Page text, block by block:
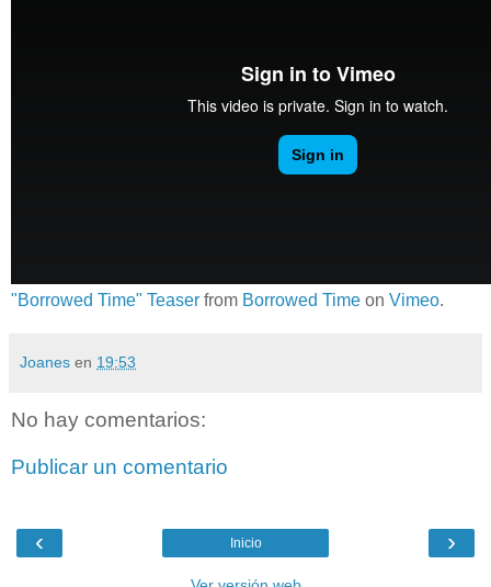
"Borrowed Time" Teaser from Borrowed Time on Vimeo.
Joanes en 19:53
No hay comentarios:
Publicar un comentario
‹ ›
Inicio